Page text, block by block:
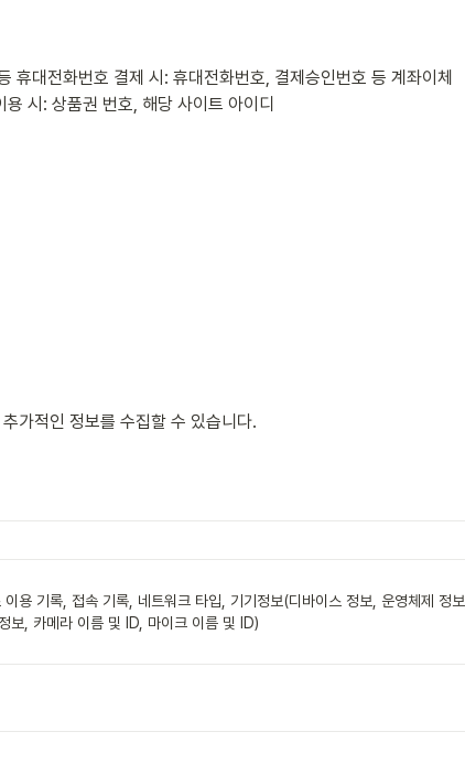
휴대전화번호 결제 시: 휴대전화번호, 결제승인번호 등 계좌이체
용 시: 상품권 번호, 해당 사이트 아이디
가적인 정보를 수집할 수 있습니다.
용 기록, 접속 기록, 네트워크 타입, 기기정보(디바이스 정보, 운영체제 정보,
보, 카메라 이름 및 ID, 마이크 이름 및 ID)